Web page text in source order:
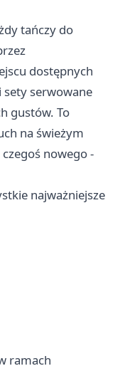
tańczy do
dostępnych
sety serwowane
gustów. To
na świeżym
nowego -
najważniejsze
ramach